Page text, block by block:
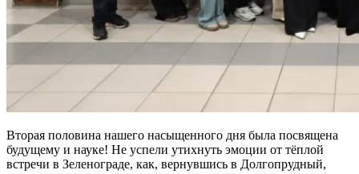
Вторая половина нашего насыщенного дня была посвящена
будущему и науке! Не успели утихнуть эмоции от тёплой
встречи в Зеленограде, как, вернувшись в Долгопрудный,